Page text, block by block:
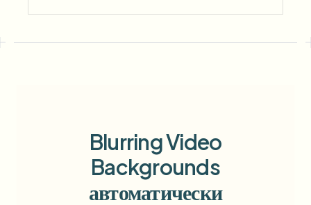
Blurring Video
Backgrounds
автоматически